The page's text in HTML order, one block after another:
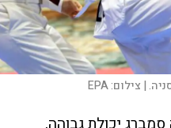
| צילום:EPA